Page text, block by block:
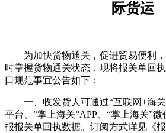
际货运
为加快货物通关，促进贸易便利，
时掌握货物通关状态，现将报关单回
口规范事宜公告如下：
一、收发货人可通过“互联网+海关
平台、“掌上海关”APP、“掌上海关”
报报关单回执数据。订阅方式详见《